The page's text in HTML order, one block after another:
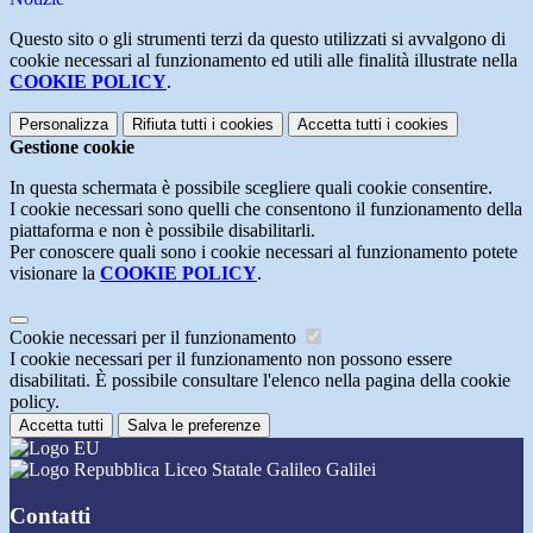
Questo sito o gli strumenti terzi da questo utilizzati si avvalgono di
cookie necessari al funzionamento ed utili alle finalità illustrate nella
COOKIE POLICY.
Personalizza Rifiuta tutti i cookies Accetta tutti i cookies
Gestione cookie
In questa schermata è possibile scegliere quali cookie consentire.
I cookie necessari sono quelli che consentono il funzionamento della
piattaforma e non è possibile disabilitarli.
Per conoscere quali sono i cookie necessari al funzionamento potete
visionare la COOKIE POLICY.
Cookie necessari per il funzionamento
I cookie necessari per il funzionamento non possono essere
disabilitati. È possibile consultare l'elenco nella pagina della cookie
policy.
Accetta tutti Salva le preferenze
Liceo Statale Galileo Galilei
Contatti